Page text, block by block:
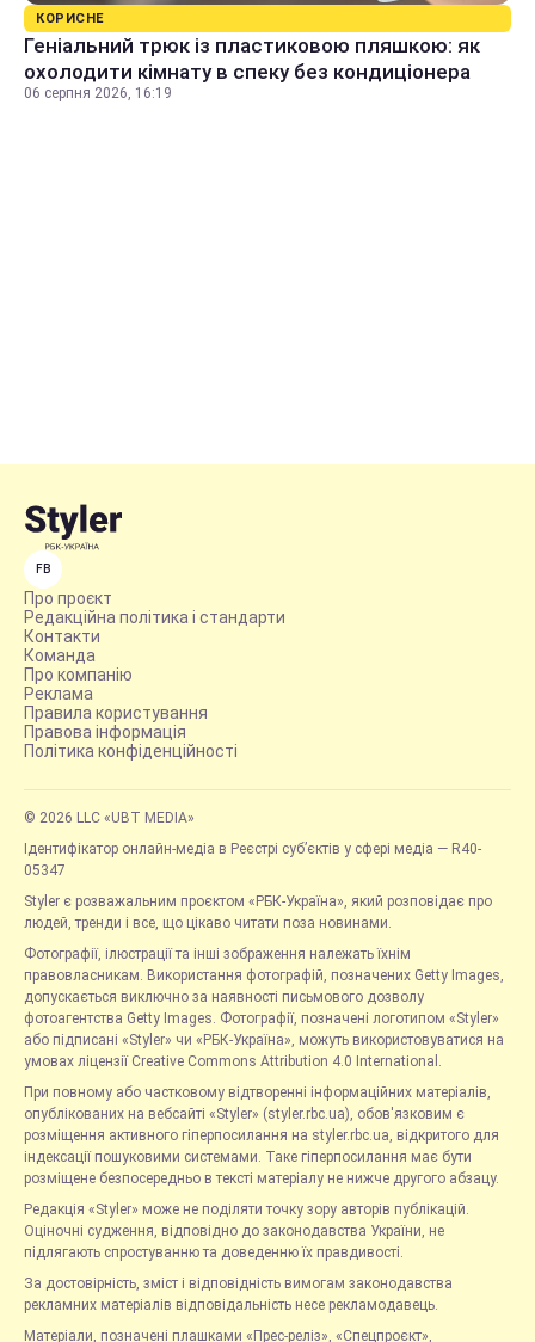
КОРИСНЕ
Геніальний трюк із пластиковою пляшкою: як
охолодити кімнату в спеку без кондиціонера
06 серпня 2026, 16:19
FB
Про проєкт
Редакційна політика і стандарти
Контакти
Команда
Про компанію
Реклама
Правила користування
Правова інформація
Політика конфіденційності
© 2026 LLC «UBT MEDIA»
Ідентифікатор онлайн-медіа в Реєстрі суб’єктів у сфері медіа — R40-
05347
Styler є розважальним проєктом «РБК-Україна», який розповідає про
людей, тренди і все, що цікаво читати поза новинами.
Фотографії, ілюстрації та інші зображення належать їхнім
правовласникам. Використання фотографій, позначених Getty Images,
допускається виключно за наявності письмового дозволу
фотоагентства Getty Images. Фотографії, позначені логотипом «Styler»
або підписані «Styler» чи «РБК-Україна», можуть використовуватися на
умовах ліцензії Creative Commons Attribution 4.0 International.
При повному або частковому відтворенні інформаційних матеріалів,
опублікованих на вебсайті «Styler» (styler.rbc.ua), обов'язковим є
розміщення активного гіперпосилання на styler.rbc.ua, відкритого для
індексації пошуковими системами. Таке гіперпосилання має бути
розміщене безпосередньо в тексті матеріалу не нижче другого абзацу.
Редакція «Styler» може не поділяти точку зору авторів публікацій.
Оціночні судження, відповідно до законодавства України, не
підлягають спростуванню та доведенню їх правдивості.
За достовірність, зміст і відповідність вимогам законодавства
рекламних матеріалів відповідальність несе рекламодавець.
Матеріали, позначені плашками «Прес-реліз», «Спецпроєкт»,